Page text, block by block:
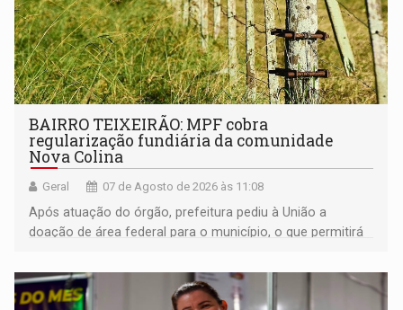
BAIRRO TEIXEIRÃO: MPF cobra
regularização fundiária da comunidade
Nova Colina
Geral 07 de Agosto de 2026 às 11:08
Após atuação do órgão, prefeitura pediu à União a
doação de área federal para o município, o que permitirá